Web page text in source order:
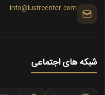
info@lustrcenter.com
شبکه های اجتماعی